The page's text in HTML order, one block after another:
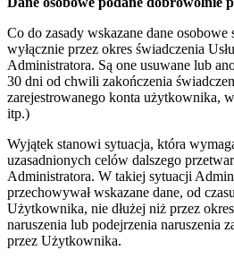
Co do zasady wskazane dane osobowe
wyłącznie przez okres świadczenia
Administratora. Są one usuwane lub
30 dni od chwili zakończenia
zarejestrowanego konta użytkownika,
itp.)
Wyjątek stanowi sytuacja, która
uzasadnionych celów dalszego
Administratora. W takiej sytuacji
przechowywał wskazane dane, od
Użytkownika, nie dłużej niż przez
naruszenia lub podejrzenia naruszenia
przez Użytkownika.